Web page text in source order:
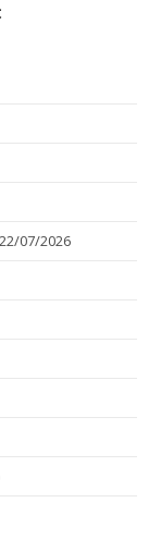
22/07/2026